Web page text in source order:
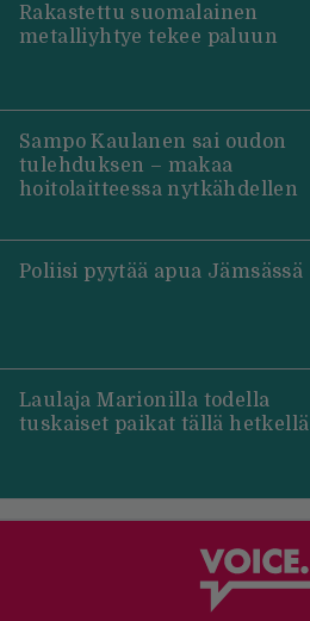
Rakastettu suomalainen
metalliyhtye tekee paluun
Sampo Kaulanen sai oudon
tulehduksen – makaa
hoitolaitteessa nytkähdellen
Poliisi pyytää apua Jämsässä
Laulaja Marionilla todella
tuskaiset paikat tällä hetkellä